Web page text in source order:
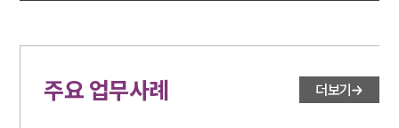
언론보도
법률 블로그
주요 업무사례 더보기